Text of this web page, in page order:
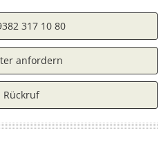
317 10 80
anfordern
Rückruf